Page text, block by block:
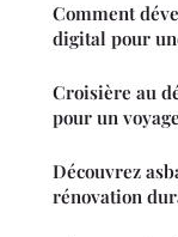
Comment
digital pour
Croisière au
pour un
Découvrez
rénovation